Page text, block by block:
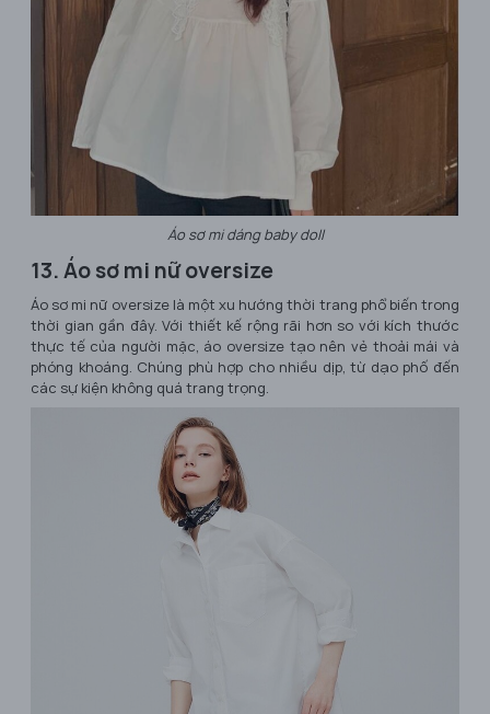
Áo sơ mi dáng baby doll
13. Áo sơ mi nữ oversize
Áo sơ mi nữ oversize là một xu hướng thời trang phổ biến trong
thời gian gần đây. Với thiết kế rộng rãi hơn so với kích thước
thực tế của người mặc, áo oversize tạo nên vẻ thoải mái và
phóng khoáng. Chúng phù hợp cho nhiều dịp, từ dạo phố đến
các sự kiện không quá trang trọng.